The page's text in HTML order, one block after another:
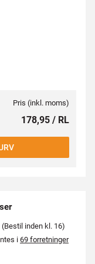
Pris (inkl. moms)
178,95 / RL
inden kl. 16)
i69 forretninger